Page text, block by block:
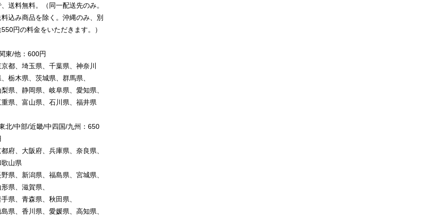
送料無料。（同一配送先のみ。
料込み商品を除く。沖縄のみ、別
円の料金をいただきます。）
東/他：600円
都、埼玉県、千葉県、神奈川
栃木県、茨城県、群馬県、
県、静岡県、岐阜県、愛知県、
重県、富山県、石川県、福井県
北/中部/近畿/中四国/九州：650
府、大阪府、兵庫県、奈良県、
歌山県
県、新潟県、福島県、宮城県、
県、滋賀県、
県、青森県、秋田県、
県、香川県、愛媛県、高知県、